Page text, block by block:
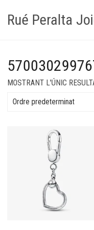
Rué Peralta
MOSTRANT L'ÚNIC
Ordre predeterminat